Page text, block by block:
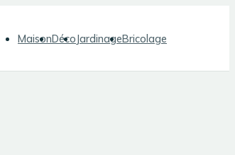
MaisonDécoJardinageBricolage